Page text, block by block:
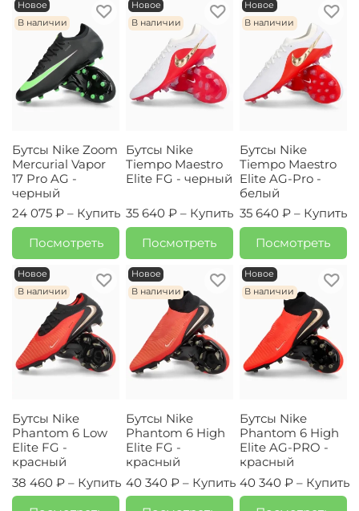
Новое
В наличии
Бутсы Nike Zoom
Mercurial Vapor
17 Pro AG -
черный
24 075 ₽ – Купить
Посмотреть
Новое
В наличии
Бутсы Nike
Tiempo Maestro
Elite FG - черный
35 640 ₽ – Купить
Посмотреть
Новое
В наличии
Бутсы Nike
Tiempo Maestro
Elite AG-Pro -
белый
35 640 ₽ – Купить
Посмотреть
Новое
В наличии
Бутсы Nike
Phantom 6 Low
Elite FG -
красный
38 460 ₽ – Купить
Новое
В наличии
Бутсы Nike
Phantom 6 High
Elite FG -
красный
40 340 ₽ – Купить
Новое
В наличии
Бутсы Nike
Phantom 6 High
Elite AG-PRO -
красный
40 340 ₽ – Купить